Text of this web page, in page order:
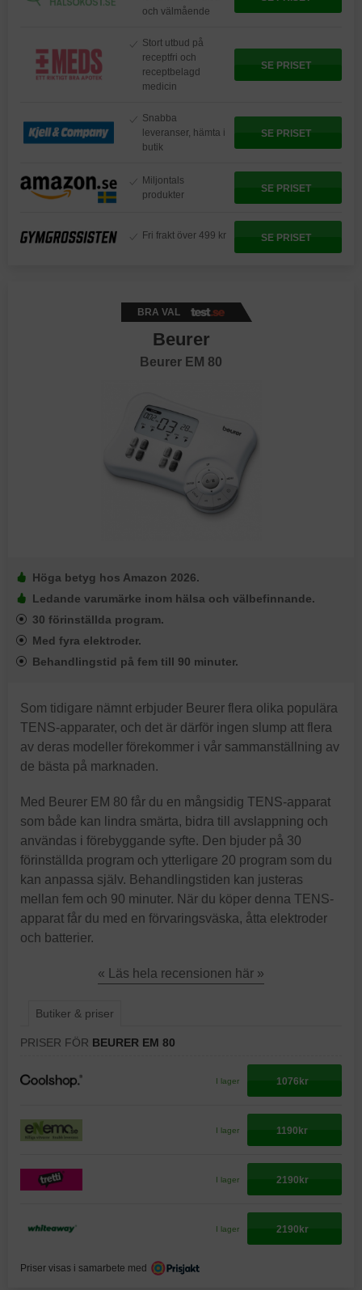
och välmående
Stort utbud på
receptfri och
receptbelagd
medicin
SE PRISET
Snabba
leveranser, hämta i
butik
SE PRISET
Miljontals
produkter
SE PRISET
Fri frakt över 499 kr SE PRISET
BRA VAL
Beurer
Beurer EM 80
Höga betyg hos Amazon 2026.
Ledande varumärke inom hälsa och välbefinnande.
30 förinställda program.
Med fyra elektroder.
Behandlingstid på fem till 90 minuter.
Som tidigare nämnt erbjuder Beurer flera olika populära
TENS-apparater, och det är därför ingen slump att flera
av deras modeller förekommer i vår sammanställning av
de bästa på marknaden.
Med Beurer EM 80 får du en mångsidig TENS-apparat
som både kan lindra smärta, bidra till avslappning och
användas i förebyggande syfte. Den bjuder på 30
förinställda program och ytterligare 20 program som du
kan anpassa själv. Behandlingstiden kan justeras
mellan fem och 90 minuter. När du köper denna TENS-
apparat får du med en förvaringsväska, åtta elektroder
och batterier.
« Läs hela recensionen här »
Butiker & priser
PRISER FÖR BEURER EM 80
I lager 1076kr
I lager 1190kr
I lager 2190kr
I lager 2190kr
Priser visas i samarbete med